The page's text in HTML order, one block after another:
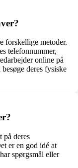
forskellige metoder.
telefonnummer,
online på
deres fysiske
på deres
er en god idé at
spørgsmål eller